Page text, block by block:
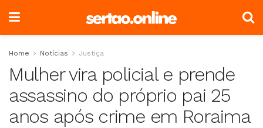
Home Notícias Justiça
Mulher vira policial e prende
assassino do próprio pai 25
anos após crime em Roraima